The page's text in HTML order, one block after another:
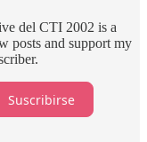
del CTI 2002 is a
posts and support my
Suscribirse